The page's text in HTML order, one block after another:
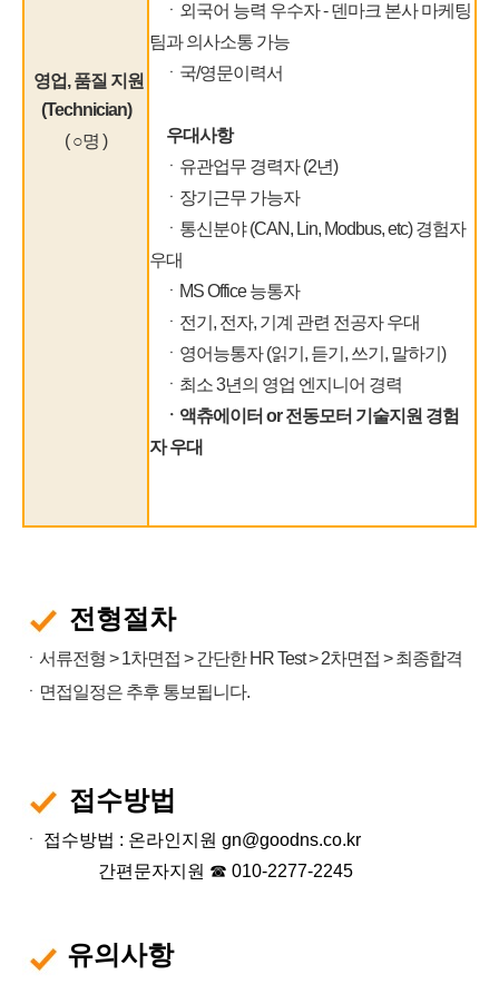
영업, 품질 지원
(Technician)
( ○명 )
ㆍ외국어 능력 우수자 - 덴마크 본사 마케팅
팀과 의사소통 가능
ㆍ국/영문이력서
우대사항
ㆍ유관업무 경력자 (2년)
ㆍ장기근무 가능자
ㆍ통신분야 (CAN, Lin, Modbus, etc) 경험자
우대
ㆍMS Office 능통자
ㆍ전기, 전자, 기계 관련 전공자 우대
ㆍ영어능통자 (읽기, 듣기, 쓰기, 말하기)
ㆍ최소 3년의 영업 엔지니어 경력
ㆍ액츄에이터 or 전동모터 기술지원 경험
자 우대
전형절차
ㆍ서류전형 > 1차면접 > 간단한 HR Test > 2차면접 > 최종합격
ㆍ면접일정은 추후 통보됩니다.
접수방법
ㆍ
접수방법 : 온라인지원 gn@goodns.co.kr
간편문자지원 ☎ 010-2277-2245
유의사항